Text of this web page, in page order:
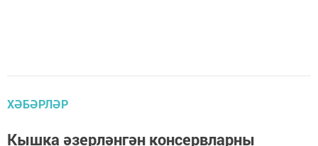
ХӘБӘРЛӘР
Кышка әзерләнгән консервларны